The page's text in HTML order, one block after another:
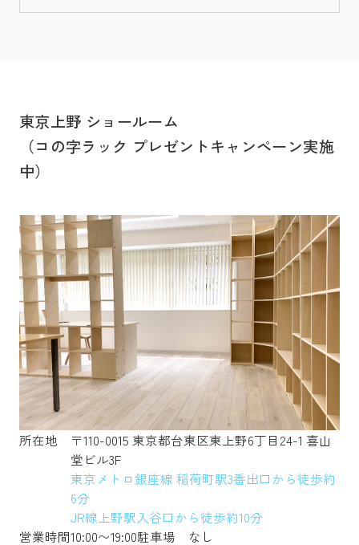
東京上野 ショールーム
（コの字ラック プレゼントキャンペーン実施
中）
所在地
〒110-0015 東京都台東区東上野6丁目24-1 喜山
堂ビル3F
東京メトロ銀座線 稲荷町駅3番出口から徒歩約
6分
JR線上野駅入谷口から徒歩約10分
営業時間10:00〜19:00駐車場 なし